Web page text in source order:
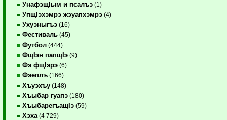
УнафэщIым и псалъэ (1)
УпщIэхэмрэ жэуапхэмрэ (4)
Ухуэныгъэ (16)
Фестиваль (45)
Футбол (444)
ФщIэн папщIэ (9)
Фэ фщIэрэ (6)
Фэеплъ (166)
Хъуэхъу (148)
Хъыбар гуапэ (180)
ХъыбарегъащIэ (59)
Хэха (4 729)